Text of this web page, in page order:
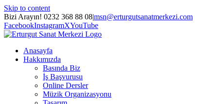
Skip to content
Bizi Arayın! 0232 368 88 08|msn@erturgutsanatmerkezi.com
FacebookInstagramXYouTube
Anasayfa
Hakkımızda
Basında Biz
İş Başvurusu
Online Dersler
Müzik Organizasyonu